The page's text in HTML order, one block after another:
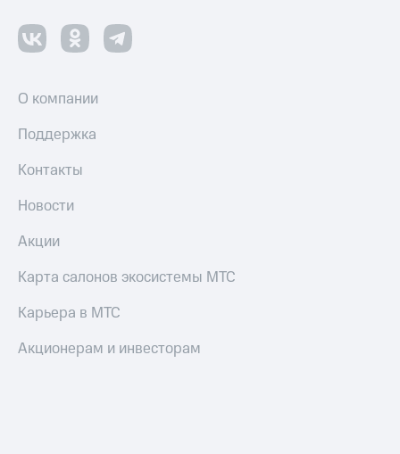
О компании
Поддержка
Контакты
Новости
Акции
Карта салонов экосистемы МТС
Карьера в МТС
Акционерам и инвесторам